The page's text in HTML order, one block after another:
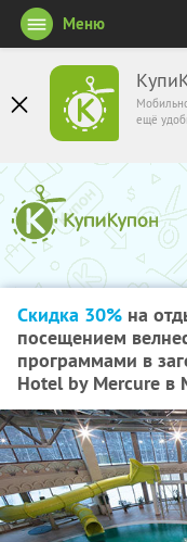
ещё
Меню
Скидка 30% на
посещением
программами в
Hotel by Mercure в